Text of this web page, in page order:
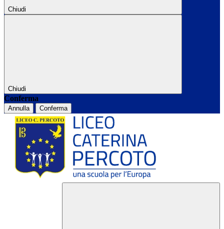
Chiudi
Chiudi
Conferma
Annulla Conferma